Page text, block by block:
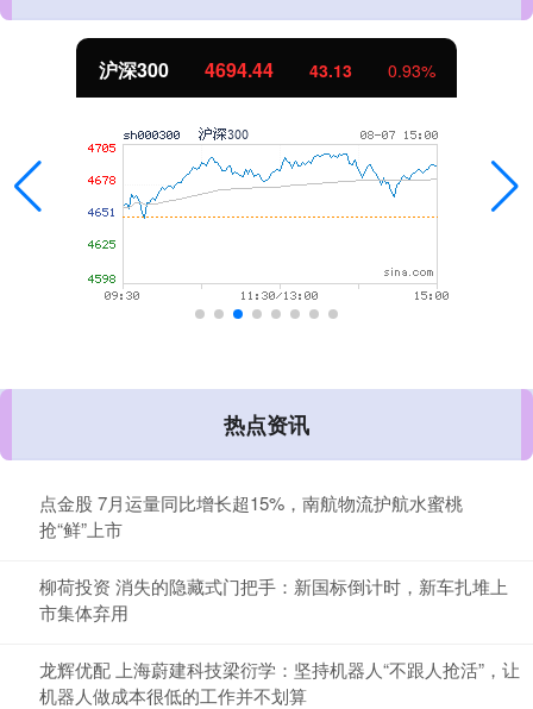
沪深300 4694.44 43.13 0.93%
热点资讯
点金股 7月运量同比增长超15%，南航物流护航水蜜桃
抢“鲜”上市
柳荷投资 消失的隐藏式门把手：新国标倒计时，新车扎堆上
市集体弃用
龙辉优配 上海蔚建科技梁衍学：坚持机器人“不跟人抢活”，让
机器人做成本很低的工作并不划算